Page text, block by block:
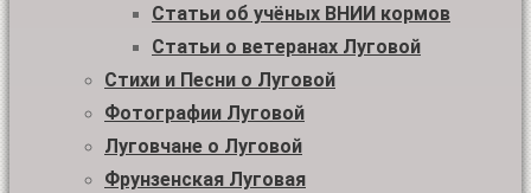
Статьи об учёных ВНИИ кормов
Статьи о ветеранах Луговой
Стихи и Песни о Луговой
Фотографии Луговой
Луговчане о Луговой
Фрунзенская Луговая